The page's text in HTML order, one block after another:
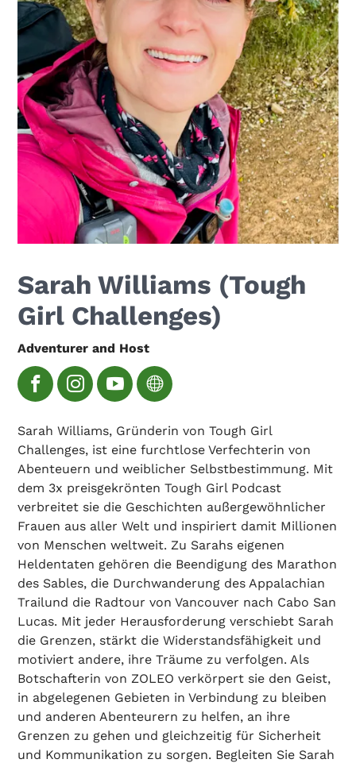
Sarah Williams (Tough
Girl Challenges)
Adventurer and Host
Sarah Williams, Gründerin von Tough Girl
Challenges, ist eine furchtlose Verfechterin von
Abenteuern und weiblicher Selbstbestimmung. Mit
dem 3x preisgekrönten Tough Girl Podcast
verbreitet sie die Geschichten außergewöhnlicher
Frauen aus aller Welt und inspiriert damit Millionen
von Menschen weltweit. Zu Sarahs eigenen
Heldentaten gehören die Beendigung des Marathon
des Sables, die Durchwanderung des Appalachian
Trailund die Radtour von Vancouver nach Cabo San
Lucas. Mit jeder Herausforderung verschiebt Sarah
die Grenzen, stärkt die Widerstandsfähigkeit und
motiviert andere, ihre Träume zu verfolgen. Als
Botschafterin von ZOLEO verkörpert sie den Geist,
in abgelegenen Gebieten in Verbindung zu bleiben
und anderen Abenteurern zu helfen, an ihre
Grenzen zu gehen und gleichzeitig für Sicherheit
und Kommunikation zu sorgen. Begleiten Sie Sarah